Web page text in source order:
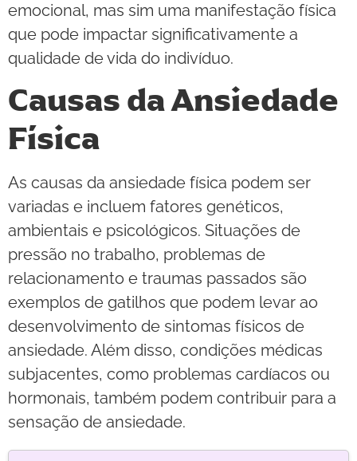
emocional, mas sim uma manifestação física
que pode impactar significativamente a
qualidade de vida do indivíduo.
Causas da Ansiedade
Física
As causas da ansiedade física podem ser
variadas e incluem fatores genéticos,
ambientais e psicológicos. Situações de
pressão no trabalho, problemas de
relacionamento e traumas passados são
exemplos de gatilhos que podem levar ao
desenvolvimento de sintomas físicos de
ansiedade. Além disso, condições médicas
subjacentes, como problemas cardíacos ou
hormonais, também podem contribuir para a
sensação de ansiedade.